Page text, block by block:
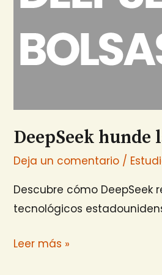
DeepSeek hunde
Deja un comentario /
Descubre cómo
tecnológicos
Leer más »